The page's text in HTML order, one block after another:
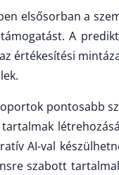
elsősorban a
A
értékesítési
pontosabb
AI-val
szabott